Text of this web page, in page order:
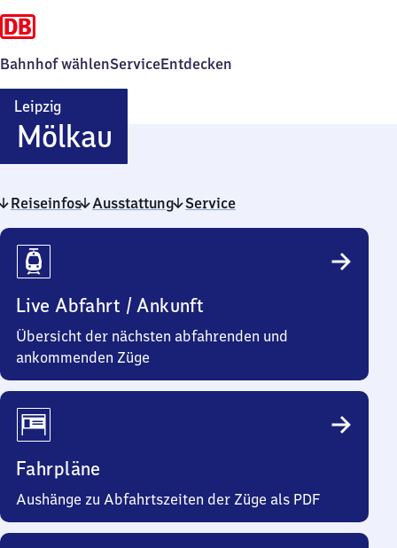
Bahnhof wählenServiceEntdecken
Leipzig
Mölkau
Mölkau
Reiseinfos Ausstattung Service
Reiseinfos
Live Abfahrt / Ankunft
Übersicht der nächsten abfahrenden und
ankommenden Züge
Fahrpläne
Aushänge zu Abfahrtszeiten der Züge als PDF